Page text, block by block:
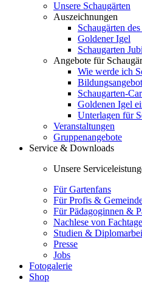
Unsere Schaugärten
Auszeichnungen
Schaugärten des
Goldener Igel
Schaugarten
Angebote für
Wie werde ich
Bildungsangebot
Schaugarten-
Goldenen Igel
Unterlagen für
Veranstaltungen
Gruppenangebote
Service & Downloads
Unsere
Für Gartenfans
Für Profis &
Für Pädagoginnen &
Nachlese von
Studien &
Presse
Jobs
Fotogalerie
Shop